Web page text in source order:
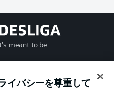
meant to be
イバシーを尊重して